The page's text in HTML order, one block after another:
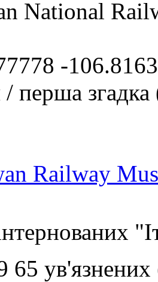
National
-
перша
Railway
65 ув'язнених